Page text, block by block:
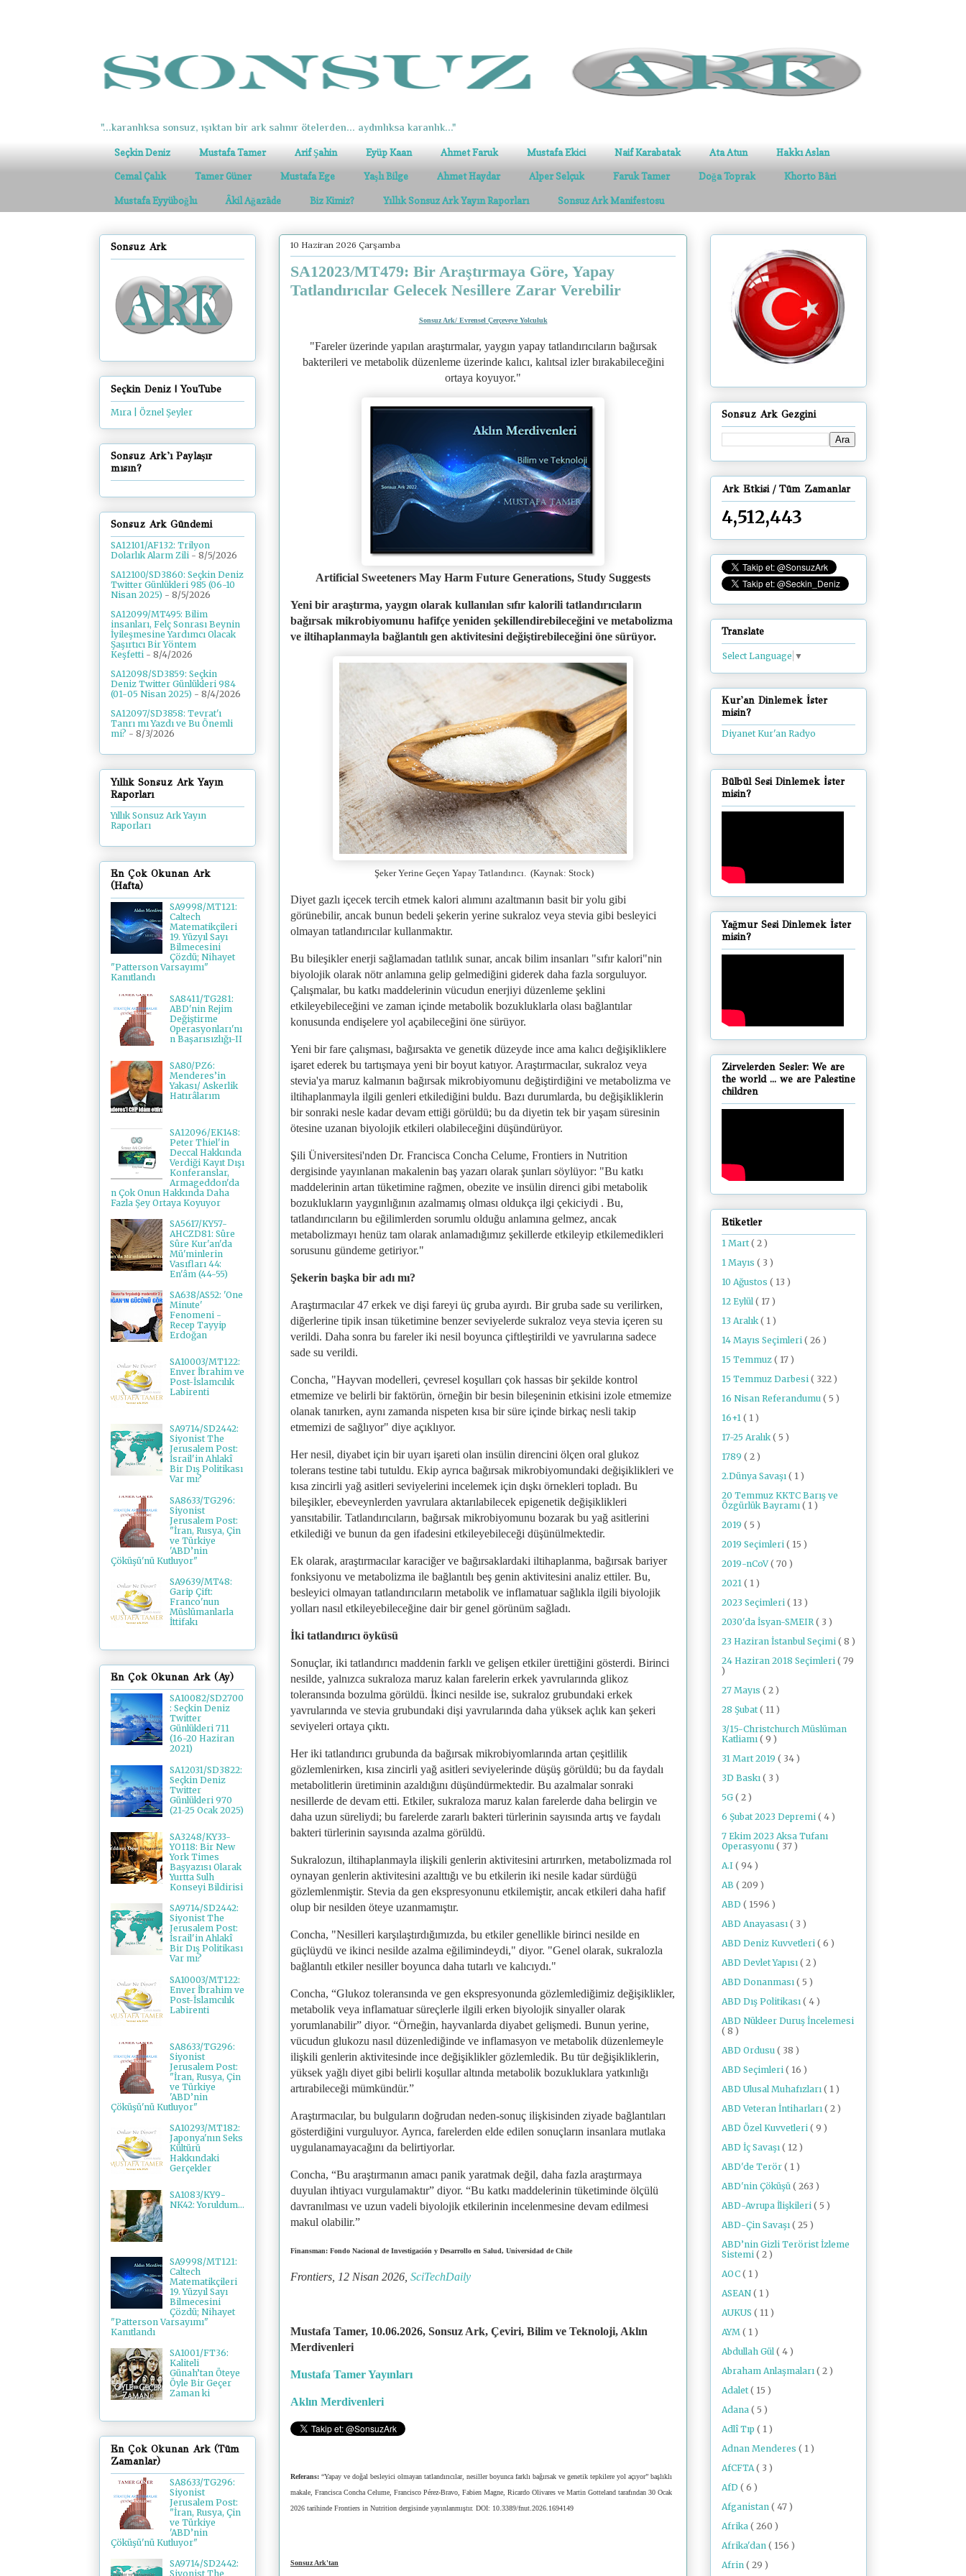
"...karanlıksa sonsuz, ışıktan bir ark salınır ötelerden... aydınlıksa karanlık..."
Seçkin Deniz Mustafa Tamer Arif Şahin Eyüp Kaan Ahmet Faruk Mustafa Ekici Naif Karabatak Ata Atun Hakkı Aslan
Cemal Çalık Tamer Güner Mustafa Ege Yaşlı Bilge Ahmet Haydar Alper Selçuk Faruk Tamer Doğa Toprak Khorto Bâri
Mustafa Eyyüboğlu Âkil Ağazâde Biz Kimiz? Yıllık Sonsuz Ark Yayın Raporları Sonsuz Ark Manifestosu
10 Haziran 2026 Çarşamba
SA12023/MT479: Bir Araştırmaya Göre, Yapay
Tatlandırıcılar Gelecek Nesillere Zarar Verebilir
Sonsuz Ark/ Evrensel Çerçeveye Yolculuk
"Fareler üzerinde yapılan araştırmalar, yaygın yapay tatlandırıcıların bağırsak
bakterileri ve metabolik düzenleme üzerinde kalıcı, kalıtsal izler bırakabileceğini
ortaya koyuyor."
Artificial Sweeteners May Harm Future Generations, Study Suggests
Yeni bir araştırma, yaygın olarak kullanılan sıfır kalorili tatlandırıcıların
bağırsak mikrobiyomunu hafifçe yeniden şekillendirebileceğini ve metabolizma
ve iltihaplanmayla bağlantılı gen aktivitesini değiştirebileceğini öne sürüyor.
Şeker Yerine Geçen Yapay Tatlandırıcı. (Kaynak: Stock)
Diyet gazlı içecek tercih etmek kalori alımını azaltmanın basit bir yolu gibi
görünebilir, ancak bunun bedeli şekerin yerine sukraloz veya stevia gibi besleyici
olmayan tatlandırıcılar kullanmaktır.
Bu bileşikler enerji sağlamadan tatlılık sunar, ancak bilim insanları "sıfır kalori"nin
biyolojik olarak nötr anlamına gelip gelmediğini giderek daha fazla sorguluyor.
Çalışmalar, bu katkı maddelerinin vücudun enerjiyi düzenleme şeklini
etkileyebileceğini ve zaman içinde metabolik bozukluklarla olası bağlantılar
konusunda endişelere yol açabileceğini öne sürüyor.
Yeni bir fare çalışması, bağırsakta ve genetik düzeyde ince ama kalıcı değişikliklere
işaret ederek bu tartışmaya yeni bir boyut katıyor. Araştırmacılar, sukraloz veya
stevia'ya maruz kalmanın bağırsak mikrobiyomunu değiştirdiğini ve metabolizma ve
iltihaplanmayla ilgili genleri etkilediğini buldu. Bazı durumlarda, bu değişikliklerin
bir sonraki nesle kadar devam ettiği görüldü; bu da diyetin tek bir yaşam süresinin
ötesine uzanan biyolojik etkileri olabileceğini düşündürüyor.
Şili Üniversitesi'nden Dr. Francisca Concha Celume, Frontiers in Nutrition
dergisinde yayınlanan makalenin baş yazarı olarak şunları söylüyor: "Bu katkı
maddelerinin artan tüketimine rağmen, obezite ve insülin direnci gibi metabolik
bozuklukların yaygınlığının azalmamış olması oldukça ilgi çekiciydi . Bu,
tatlandırıcıların bu eğilimlerden sorumlu olduğu anlamına gelmez, ancak
metabolizmayı henüz tam olarak anlamadığımız şekillerde etkileyip etkilemedikleri
sorusunu gündeme getiriyor."
Şekerin başka bir adı mı?
Araştırmacılar 47 erkek ve dişi fareyi üç gruba ayırdı. Bir gruba sade su verilirken,
diğerlerine tipik insan tüketimine benzer seviyelerde sukraloz veya stevia içeren su
verildi. Daha sonra bu fareler iki nesil boyunca çiftleştirildi ve yavrularına sadece
sade su verildi.
Concha, "Hayvan modelleri, çevresel koşulları çok hassas bir şekilde kontrol
etmemize ve belirli bir faktörün, örneğin bir besin bileşeninin etkisini izole etmemize
olanak tanırken, aynı zamanda nispeten kısa bir süre içinde birkaç nesli takip
etmemizi de sağlıyor" diye açıklıyor.
Her nesil, diyabet için bir uyarı işareti olan insülin direncini ölçen oral glukoz
tolerans testine tabi tutuldu. Ekip ayrıca bağırsak mikrobiyomundaki değişiklikleri ve
kısa zincirli yağ asitleri seviyelerini incelemek için dışkı örnekleri topladı. Bu
bileşikler, ebeveynlerden yavrulara aktarılabilecek epigenetik değişiklikleri
yansıtabilir. Tatlandırıcıların, bağırsak mikrobiyomunu bozarak bu yağ asitlerini
etkilediği ve bunun da gen ifadesini etkileyebileceği düşünülmektedir.
Ek olarak, araştırmacılar karaciğer ve bağırsaklardaki iltihaplanma, bağırsak bariyer
fonksiyonu ve metabolizma ile bağlantılı beş genin aktivitesini analiz ettiler. Bu,
besleyici olmayan tatlandırıcıların metabolik ve inflamatuar sağlıkla ilgili biyolojik
yolları nasıl etkileyebileceğine dair bir genel görünüm sağladı.
İki tatlandırıcı öyküsü
Sonuçlar, iki tatlandırıcı maddenin farklı ve gelişen etkiler ürettiğini gösterdi. Birinci
nesilde, yalnızca sukraloza maruz kalan farelerin erkek yavrularında glikoz
toleransında bozulma görüldü. İkinci nesilde ise, sukraloz grubundaki erkek
yavrularında ve stevia grubundaki dişi yavrularında daha yüksek açlık kan şekeri
seviyeleri ortaya çıktı.
Her iki tatlandırıcı grubunda da bağırsak mikrobiyomlarında artan çeşitlilik
gözlemlenirken, kısa zincirli yağ asitleri seviyelerinde düşüş görüldü; bu da faydalı
metabolitlerin üretiminin azaldığını düşündürmektedir. Bu azalmalar sonraki
nesillerde de devam etti. Etkiler, sukraloza maruz kalan farelerde daha belirgin ve
daha uzun süreliydi; bu farelerde zararlı bakteri türlerinin sayısında artış ve faydalı
bakteri türlerinin sayısında azalma görüldü.
Sukralozun, iltihaplanmayla ilişkili genlerin aktivitesini artırırken, metabolizmada rol
oynayan genlerin aktivitesini azalttığı ve bu etkilerin iki nesile kadar sürdüğü
gözlemlenmiştir. Stevia da gen ekspresyonunu etkilemiştir, ancak etkileri daha hafif
olup bir nesilden öteye uzanmamıştır.
Concha, "Nesilleri karşılaştırdığımızda, bu etkiler genellikle birinci nesilde en
güçlüydü ve ikinci nesilde azalma eğilimindeydi," diyor. "Genel olarak, sukralozla
bağlantılı etkiler nesiller boyunca daha tutarlı ve kalıcıydı."
Concha, “Glukoz toleransında ve gen ekspresyonunda gözlemlediğimiz değişiklikler,
metabolik veya inflamatuar süreçlerle ilgili erken biyolojik sinyaller olarak
yorumlanabilir” diyor. “Örneğin, hayvanlarda diyabet gelişmedi. Bunun yerine,
vücudun glukozu nasıl düzenlediğinde ve inflamasyon ve metabolik düzenlemeyle
ilişkili genlerin aktivitesinde ince değişiklikler gözlemledik. Bu tür değişikliklerin,
yüksek yağlı diyet gibi belirli koşullar altında metabolik bozukluklara yatkınlığı
artırabileceği mümkündür.”
Araştırmacılar, bu bulguların doğrudan neden-sonuç ilişkisinden ziyade bağlantıları
gösterdiğini vurguluyor. Ayrıca, farelerden elde edilen sonuçların insanlara mutlaka
uygulanamayacağını da belirtiyorlar.
Concha, “Bu araştırmanın amacı panik yaratmak değil, daha fazla araştırmaya
duyulan ihtiyacı vurgulamaktır” diyor. “Bu katkı maddelerinin tüketiminde ölçülü
davranılması ve uzun vadeli biyolojik etkilerinin incelenmesine devam edilmesi
makul olabilir.”
Finansman: Fondo Nacional de Investigación y Desarrollo en Salud, Universidad de Chile
Frontiers, 12 Nisan 2026, SciTechDaily
Mustafa Tamer, 10.06.2026, Sonsuz Ark, Çeviri, Bilim ve Teknoloji, Aklın
Merdivenleri
Mustafa Tamer Yayınları
Aklın Merdivenleri
Referans: “Yapay ve doğal besleyici olmayan tatlandırıcılar, nesiller boyunca farklı bağırsak ve genetik tepkilere yol açıyor” başlıklı
makale, Francisca Concha Celume, Francisco Pérez-Bravo, Fabien Magne, Ricardo Olivares ve Martin Gotteland tarafından 30 Ocak
2026 tarihinde Frontiers in Nutrition dergisinde yayınlanmıştır. DOI: 10.3389/fnut.2026.1694149
Sonsuz Ark'tan
Sonsuz Ark
Seçkin Deniz | YouTube
Mıra | Öznel Şeyler
Sonsuz Ark'ı Paylaşır
mısın?
Sonsuz Ark Gündemi
SA12101/AF132: Trilyon
Dolarlık Alarm Zili - 8/5/2026
SA12100/SD3860: Seçkin Deniz
Twitter Günlükleri 985 (06-10
Nisan 2025) - 8/5/2026
SA12099/MT495: Bilim
insanları, Felç Sonrası Beynin
İyileşmesine Yardımcı Olacak
Şaşırtıcı Bir Yöntem
Keşfetti - 8/4/2026
SA12098/SD3859: Seçkin
Deniz Twitter Günlükleri 984
(01-05 Nisan 2025) - 8/4/2026
SA12097/SD3858: Tevrat'ı
Tanrı mı Yazdı ve Bu Önemli
mi? - 8/3/2026
Yıllık Sonsuz Ark Yayın
Raporları
Yıllık Sonsuz Ark Yayın
Raporları
En Çok Okunan Ark
(Hafta)
SA9998/MT121:
Caltech
Matematikçileri
19. Yüzyıl Sayı
Bilmecesini
Çözdü; Nihayet
"Patterson Varsayımı"
Kanıtlandı
SA8411/TG281:
ABD'nin Rejim
Değiştirme
Operasyonları'nı
n Başarısızlığı-II
SA80/PZ6:
Menderes’in
Yakası/ Askerlik
Hatırâlarım
SA12096/EK148:
Peter Thiel'in
Deccal Hakkında
Verdiği Kayıt Dışı
Konferanslar,
Armageddon'da
n Çok Onun Hakkında Daha
Fazla Şey Ortaya Koyuyor
SA5617/KY57-
AHCZD81: Sûre
Sûre Kur'an'da
Mü'minlerin
Vasıfları 44:
En'âm (44-55)
SA638/AS52: 'One
Minute'
Fenomeni -
Recep Tayyip
Erdoğan
SA10003/MT122:
Enver İbrahim ve
Post-İslamcılık
Labirenti
SA9714/SD2442:
Siyonist The
Jerusalem Post:
İsrail'in Ahlakî
Bir Dış Politikası
Var mı?
SA8633/TG296:
Siyonist
Jerusalem Post:
"İran, Rusya, Çin
ve Türkiye
'ABD’nin
Çöküşü'nü Kutluyor"
SA9639/MT48:
Garip Çift:
Franco'nun
Müslümanlarla
İttifakı
En Çok Okunan Ark (Ay)
SA10082/SD2700
: Seçkin Deniz
Twitter
Günlükleri 711
(16-20 Haziran
2021)
SA12031/SD3822:
Seçkin Deniz
Twitter
Günlükleri 970
(21-25 Ocak 2025)
SA3248/KY33-
YO118: Bir New
York Times
Başyazısı Olarak
Yurtta Sulh
Konseyi Bildirisi
SA9714/SD2442:
Siyonist The
Jerusalem Post:
İsrail'in Ahlakî
Bir Dış Politikası
Var mı?
SA10003/MT122:
Enver İbrahim ve
Post-İslamcılık
Labirenti
SA8633/TG296:
Siyonist
Jerusalem Post:
"İran, Rusya, Çin
ve Türkiye
'ABD’nin
Çöküşü'nü Kutluyor"
SA10293/MT182:
Japonya'nın Seks
Kültürü
Hakkındaki
Gerçekler
SA1083/KY9-
NK42: Yoruldum...
SA9998/MT121:
Caltech
Matematikçileri
19. Yüzyıl Sayı
Bilmecesini
Çözdü; Nihayet
"Patterson Varsayımı"
Kanıtlandı
SA1001/FT36:
Kaliteli
Günah’tan Öteye
Öyle Bir Geçer
Zaman ki
En Çok Okunan Ark (Tüm
Zamanlar)
SA8633/TG296:
Siyonist
Jerusalem Post:
"İran, Rusya, Çin
ve Türkiye
'ABD’nin
Çöküşü'nü Kutluyor"
SA9714/SD2442:
Siyonist The
Sonsuz Ark Gezgini
Ark Etkisi / Tüm Zamanlar
4,512,443
Translate
Select Language ▼
Kur'an Dinlemek İster
misin?
Diyanet Kur'an Radyo
Bülbül Sesi Dinlemek İster
misin?
Yağmur Sesi Dinlemek İster
misin?
Zirvelerden Sesler: We are
the world ... we are Palestine
children
Etiketler
1 Mart ( 2 )
1 Mayıs ( 3 )
10 Ağustos ( 13 )
12 Eylül ( 17 )
13 Aralık ( 1 )
14 Mayıs Seçimleri ( 26 )
15 Temmuz ( 17 )
15 Temmuz Darbesi ( 322 )
16 Nisan Referandumu ( 5 )
16+1 ( 1 )
17-25 Aralık ( 5 )
1789 ( 2 )
2.Dünya Savaşı ( 1 )
20 Temmuz KKTC Barış ve
Özgürlük Bayramı ( 1 )
2019 ( 5 )
2019 Seçimleri ( 15 )
2019-nCoV( 70 )
2021 ( 1 )
2023 Seçimleri ( 13 )
2030'da İsyan-SMEIR ( 3 )
23 Haziran İstanbul Seçimi ( 8 )
24 Haziran 2018 Seçimleri ( 79
)
27 Mayıs ( 2 )
28 Şubat ( 11 )
3/15-Christchurch Müslüman
Katliamı ( 9 )
31 Mart 2019 ( 34 )
3D Baskı ( 3 )
5G ( 2 )
6 Şubat 2023 Depremi ( 4 )
7 Ekim 2023 Aksa Tufanı
Operasyonu ( 37 )
A.I ( 94 )
AB ( 209 )
ABD ( 1596 )
ABD Anayasası ( 3 )
ABD Deniz Kuvvetleri ( 6 )
ABD Devlet Yapısı ( 2 )
ABD Donanması ( 5 )
ABD Dış Politikası ( 4 )
ABD Nükleer Duruş İncelemesi
( 8 )
ABD Ordusu ( 38 )
ABD Seçimleri ( 16 )
ABD Ulusal Muhafızları ( 1 )
ABD Veteran İntiharları ( 2 )
ABD Özel Kuvvetleri ( 9 )
ABD İç Savaşı ( 12 )
ABD'de Terör ( 1 )
ABD'nin Çöküşü ( 263 )
ABD-Avrupa İlişkileri ( 5 )
ABD-Çin Savaşı ( 25 )
ABD’nin Gizli Terörist İzleme
Sistemi ( 2 )
AOC ( 1 )
ASEAN ( 1 )
AUKUS ( 11 )
AYM ( 1 )
Abdullah Gül ( 4 )
Abraham Anlaşmaları ( 2 )
Adalet ( 15 )
Adana ( 5 )
Adlî Tıp ( 1 )
Adnan Menderes ( 1 )
AfCFTA ( 3 )
AfD ( 6 )
Afganistan ( 47 )
Afrika ( 260 )
Afrika'dan ( 156 )
Afrin ( 29 )